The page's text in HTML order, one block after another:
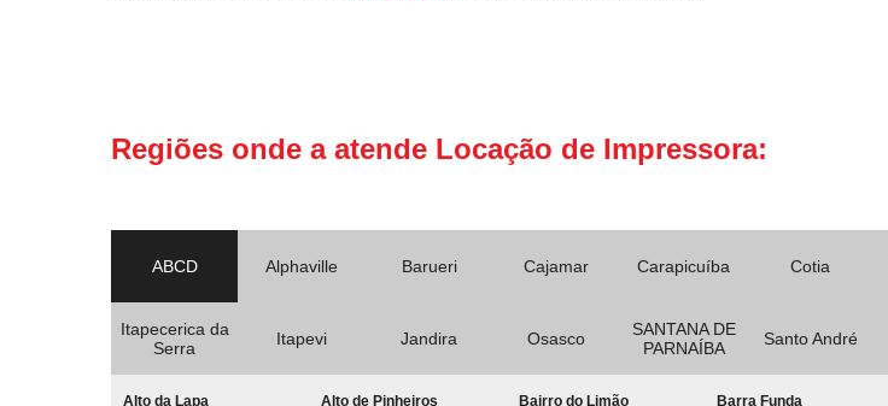
Regiões onde a atende Locação de Impressora:
ABCD Alphaville Barueri Cajamar Carapicuíba Cotia
Itapecerica da
Serra
Itapevi Jandira Osasco
SANTANA DE
PARNAÍBA
Santo André
Alto da Lapa Alto de Pinheiros Bairro do Limão Barra Funda